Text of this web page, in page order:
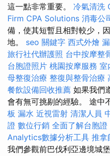
這一點非常重要。 冷氣清洗
Firm CPA Solutions 消毒公
備，使其短暫且相對較少，
地。 seo 關鍵字 西式外燴
旅行社代辦護照 台中按摩整
台胞證照片 桃園按摩服務 室
母整復治療 整復與整骨治療
餐飲設備回收推薦 如果我們
會有無可挑剔的經驗。 途中
板 漏水 近視雷射 清潔人員
證 數位行銷 全面了解台胞證
Analytics數據分析工具 推拿
我們參觀前巴伐利亞邊境城